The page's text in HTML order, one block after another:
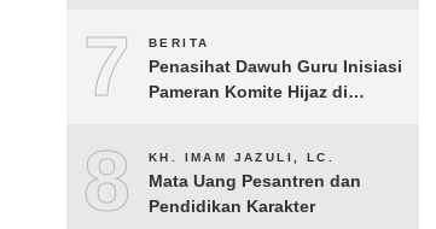
7 BERITA
Penasihat Dawuh Guru Inisiasi
Pameran Komite Hijaz di
8 KH. IMAM JAZULI, LC.
Mata Uang Pesantren dan
Pendidikan Karakter